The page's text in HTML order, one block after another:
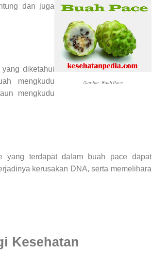
Gambar : Buah Pace
dan juga
diketahui
mengkudu
mengkudu
yang terdapat dalam buah pace dapat
kerusakan DNA, serta memelihara
Kesehatan